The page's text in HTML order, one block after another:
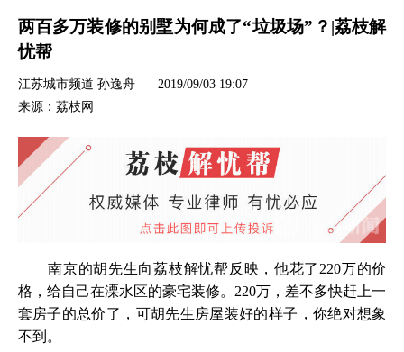
两百多万装修的别墅为何成了“垃圾场”？|荔枝解
忧帮
江苏城市频道 孙逸舟
2019/09/03 19:07
来源：荔枝网
南京的胡先生向荔枝解忧帮反映，他花了220万的价
格，给自己在溧水区的豪宅装修。220万，差不多快赶上一
套房子的总价了，可胡先生房屋装好的样子，你绝对想象
不到。